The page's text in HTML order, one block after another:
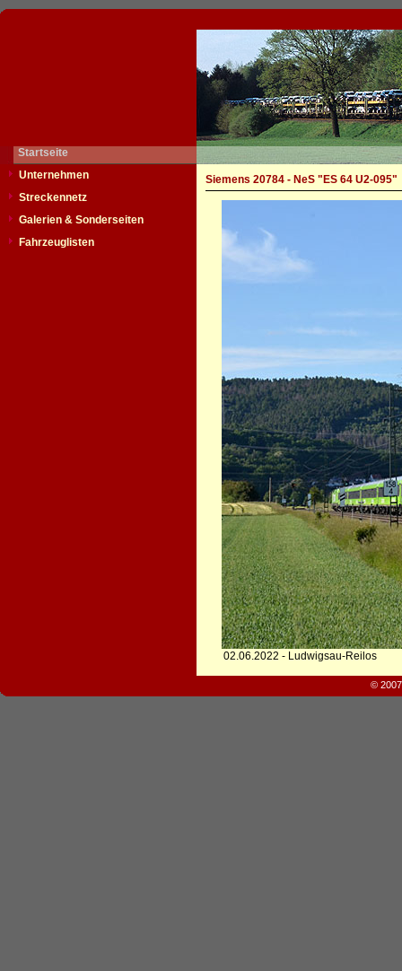
Startseite
Unternehmen
Streckennetz
Galerien & Sonderseiten
Fahrzeuglisten
Siemens 20784 - NeS "ES 64 U2-095"
02.06.2022 - Ludwigsau-Reilos
©